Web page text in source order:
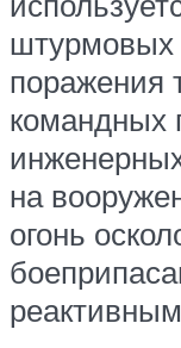
штурмовых
поражения
командных
на
огонь